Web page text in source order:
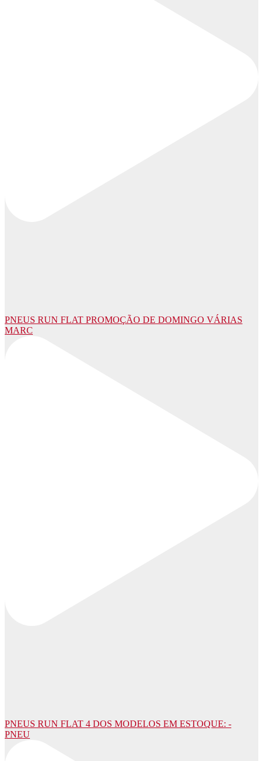
PNEUS RUN FLAT PROMOÇÃO DE DOMINGO VÁRIAS
MARC
PNEUS RUN FLAT 4 DOS MODELOS EM ESTOQUE: -
PNEU